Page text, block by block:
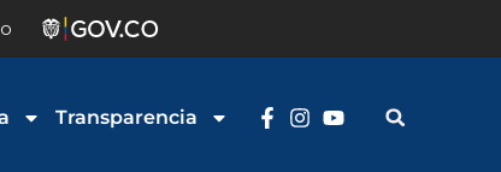
Transparencia